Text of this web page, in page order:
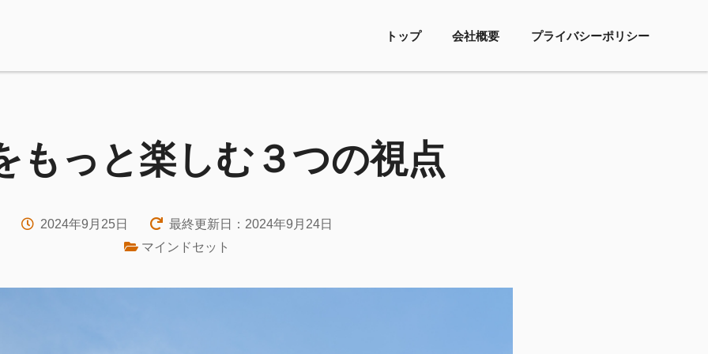
トップ 会社概要 プライバシーポリシー
もっと楽しむ３つの視点
2024年9月25日
最終更新日：2024年9月24日
マインドセット